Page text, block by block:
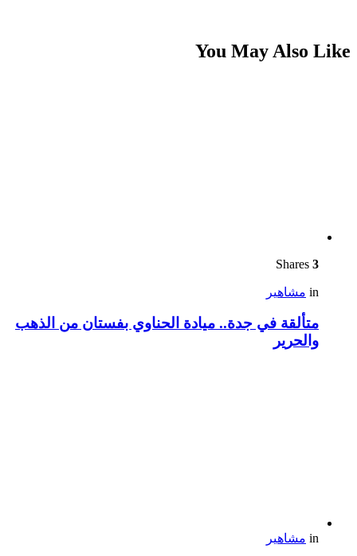
You May Also Like
3
in مشاهير
متألقة في جدة.. ميادة الحناوي بفستان من الذهب
والحرير
in مشاهير